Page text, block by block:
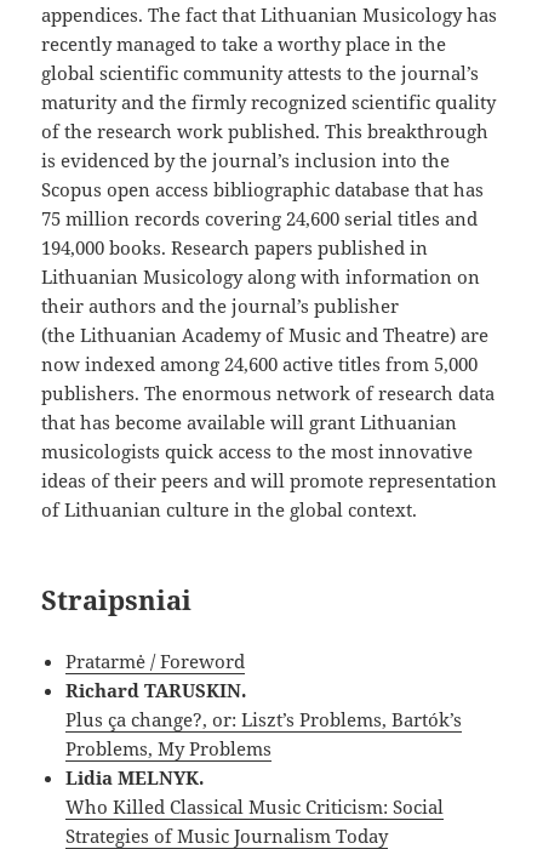
appendices. The fact that Lithuanian Musicology has
recently managed to take a worthy place in the
global scientific community attests to the journal’s
maturity and the firmly recognized scientific quality
of the research work published. This breakthrough
is evidenced by the journal’s inclusion into the
Scopus open access bibliographic database that has
75 million records covering 24,600 serial titles and
194,000 books. Research papers published in
Lithuanian Musicology along with information on
their authors and the journal’s publisher
(the Lithuanian Academy of Music and Theatre) are
now indexed among 24,600 active titles from 5,000
publishers. The enormous network of research data
that has become available will grant Lithuanian
musicologists quick access to the most innovative
ideas of their peers and will promote representation
of Lithuanian culture in the global context.
Straipsniai
Pratarmė / Foreword
Richard TARUSKIN.
Plus ça change?, or: Liszt’s Problems, Bartók’s
Problems, My Problems
Lidia MELNYK.
Who Killed Classical Music Criticism: Social
Strategies of Music Journalism Today